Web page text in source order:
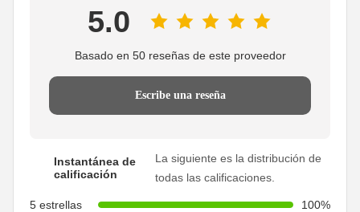
5.0
Basado en 50 reseñas de este proveedor
Escribe una reseña
Instantánea de
calificación
La siguiente es la distribución de
todas las calificaciones.
5 estrellas
100%